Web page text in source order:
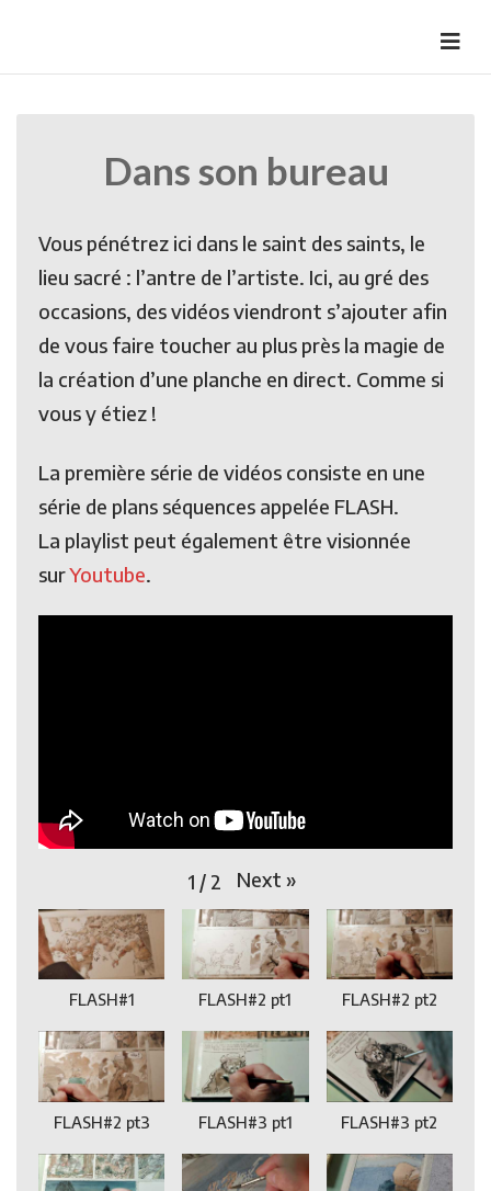
Dans son bureau
Vous pénétrez ici dans le saint des saints, le
lieu sacré : l’antre de l’artiste. Ici, au gré des
occasions, des vidéos viendront s’ajouter afin
de vous faire toucher au plus près la magie de
la création d’une planche en direct. Comme si
vous y étiez !
La première série de vidéos consiste en une
série de plans séquences appelée FLASH.
La playlist peut également être visionnée
surYoutube.
1 / 2 Next »
FLASH#1 FLASH#2 pt1 FLASH#2 pt2
FLASH#2 pt3 FLASH#3 pt1 FLASH#3 pt2